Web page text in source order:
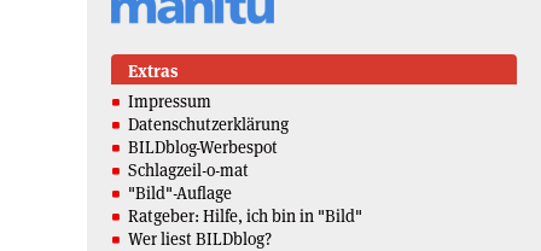
Extras
Impressum
Datenschutzerklärung
BILDblog-Werbespot
Schlagzeil-o-mat
"Bild"-Auflage
Ratgeber: Hilfe, ich bin in "Bild"
Wer liest BILDblog?